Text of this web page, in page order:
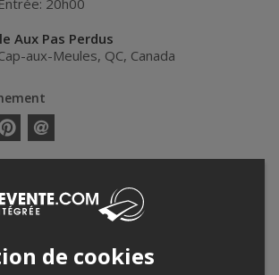
20h00
Aux Pas Perdus
aux-Meules, QC, Canada
par
dans le cadre de l’affichage en ligne et la
ses événements.
à propos de cet événement, veuillez
de cookies